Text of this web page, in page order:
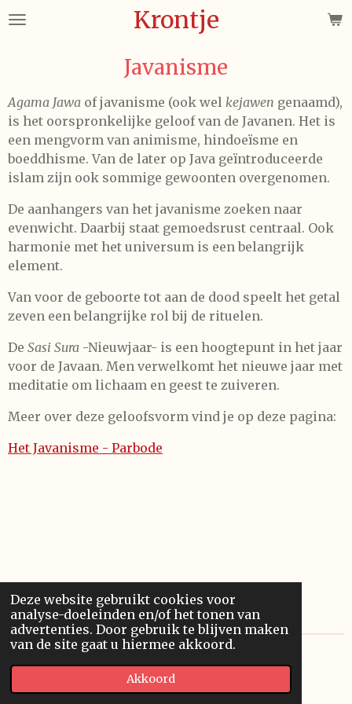
Deze website gebruikt cookies voor
analyse-doeleinden en/of het tonen van
advertenties. Door gebruik te blijven maken
van de site gaat u hiermee akkoord.
Akkoord
Ga
Krontje
Javanisme
Agama Jawa of javanisme (ook wel kejawen genaamd),
is het oorspronkelijke geloof van de Javanen. Het is
een mengvorm van animisme, hindoeïsme en
boeddhisme. Van de later op Java geïntroduceerde
islam zijn ook sommige gewoonten overgenomen.
De aanhangers van het javanisme zoeken naar
evenwicht. Daarbij staat gemoedsrust centraal. Ook
harmonie met het universum is een belangrijk
element.
Van voor de geboorte tot aan de dood speelt het getal
zeven een belangrijke rol bij de rituelen.
De Sasi Sura -Nieuwjaar- is een hoogtepunt in het jaar
voor de Javaan. Men verwelkomt het nieuwe jaar met
meditatie om lichaam en geest te zuiveren.
Meer over deze geloofsvorm vind je op deze pagina:
Het Javanisme - Parbode